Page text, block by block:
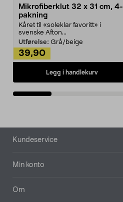
Mikrofiberklut 32 x 31 cm, 4-
pakning
Kåret til «soleklar favoritt» i
svenske Afton...
Utførelse: Grå/beige
39,90
Legg i handlekurv
Bunntekst
Kundeservice
Min konto
Om